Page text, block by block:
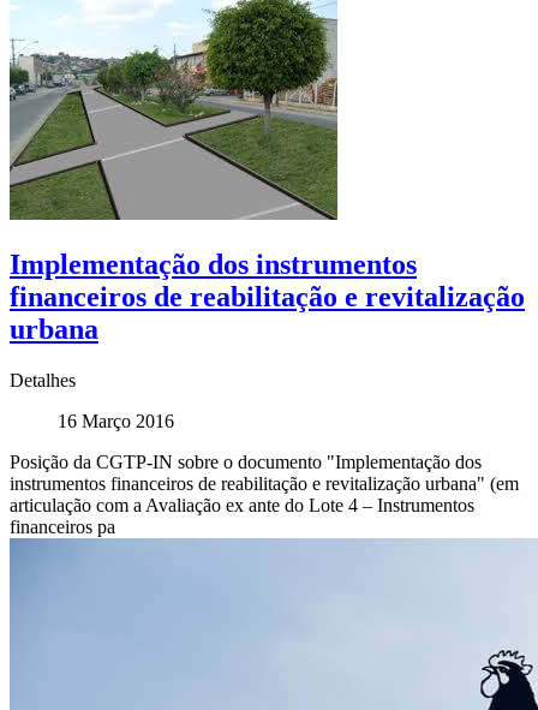
Implementação dos instrumentos
financeiros de reabilitação e revitalização
urbana
Detalhes
16 Março 2016
Posição da CGTP-IN sobre o documento "Implementação dos
instrumentos financeiros de reabilitação e revitalização urbana" (em
articulação com a Avaliação ex ante do Lote 4 – Instrumentos
financeiros pa